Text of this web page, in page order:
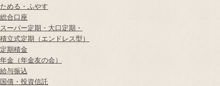
ためる・ふやす
総合口座
スーパー定期・大口定期・
積立式定期（エンドレス型）
定期積金
年金（年金友の会）
給与振込
国債・投資信託